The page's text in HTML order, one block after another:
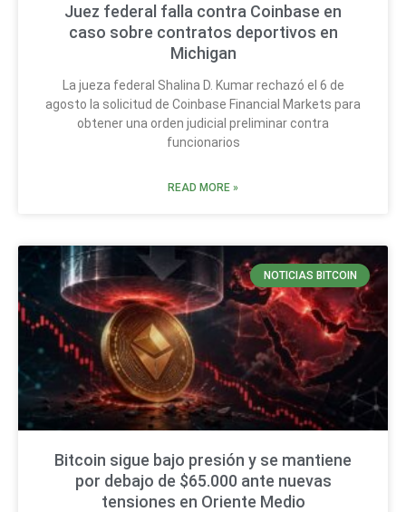
Juez federal falla contra Coinbase en
caso sobre contratos deportivos en
Michigan
La jueza federal Shalina D. Kumar rechazó el 6 de
agosto la solicitud de Coinbase Financial Markets para
obtener una orden judicial preliminar contra
funcionarios
READ MORE »
NOTICIAS BITCOIN
Bitcoin sigue bajo presión y se mantiene
por debajo de $65.000 ante nuevas
tensiones en Oriente Medio